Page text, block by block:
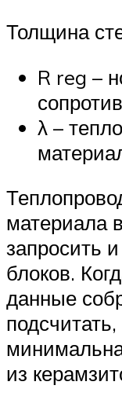
Толщина
R reg –
λ –
материала
запросить
блоков.
данные
из